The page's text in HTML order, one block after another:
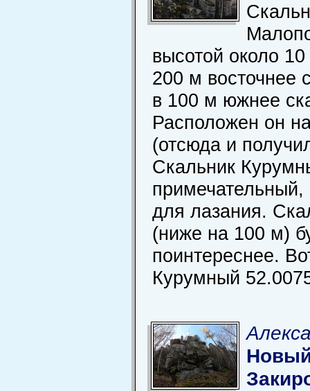
высотой около
200 м восточнее
в 100 м южнее
Расположен он
(отсюда и
Скальник
для лазания.
(ниже на 100 м)
поинтереснее.
Курумный